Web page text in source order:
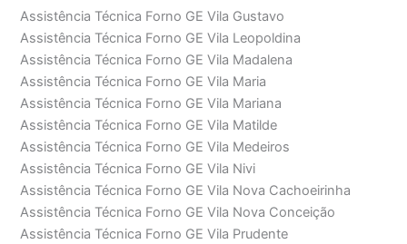
Assistência Técnica Forno GE Vila Gustavo
Assistência Técnica Forno GE Vila Leopoldina
Assistência Técnica Forno GE Vila Madalena
Assistência Técnica Forno GE Vila Maria
Assistência Técnica Forno GE Vila Mariana
Assistência Técnica Forno GE Vila Matilde
Assistência Técnica Forno GE Vila Medeiros
Assistência Técnica Forno GE Vila Nivi
Assistência Técnica Forno GE Vila Nova Cachoeirinha
Assistência Técnica Forno GE Vila Nova Conceição
Assistência Técnica Forno GE Vila Prudente